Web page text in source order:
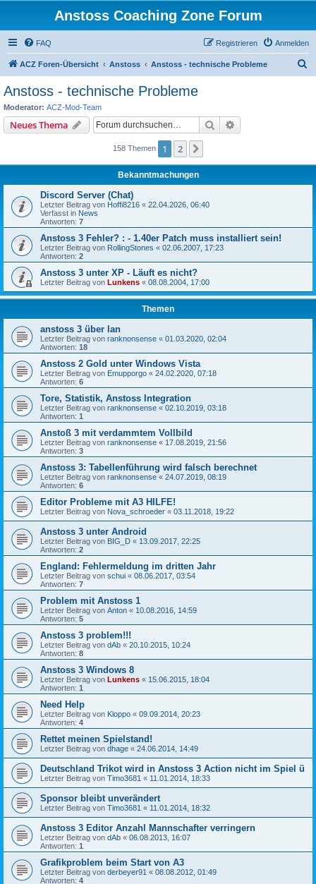
Anstoss Coaching Zone Forum
FAQ Anmelden
Registrieren
ACZ Foren-Übersicht Anstoss Anstoss - technische Probleme
Anstoss - technische Probleme
Moderator: ACZ-Mod-Team
Neues Thema Suche
158 Themen 1 2
Bekanntmachungen
Discord Server (Chat)
Letzter Beitrag von Hoffi8216 « 22.04.2026, 06:40
Verfasst in News
Antworten: 7
Anstoss 3 Fehler? : - 1.40er Patch muss installiert sein!
Letzter Beitrag von RollingStones « 02.06.2007, 17:23
Antworten: 2
Anstoss 3 unter XP - Läuft es nicht?
Letzter Beitrag von Lunkens « 08.08.2004, 17:00
Themen
anstoss 3 über lan
Letzter Beitrag von ranknonsense « 01.03.2020, 02:04
Antworten: 18
Anstoss 2 Gold unter Windows Vista
Letzter Beitrag von Emupporgo « 24.02.2020, 07:18
Antworten: 6
Tore, Statistik, Anstoss Integration
Letzter Beitrag von ranknonsense « 02.10.2019, 03:18
Antworten: 1
Anstoß 3 mit verdammtem Vollbild
Letzter Beitrag von ranknonsense « 17.08.2019, 21:56
Antworten: 3
Anstoss 3: Tabellenführung wird falsch berechnet
Letzter Beitrag von ranknonsense « 24.07.2019, 08:19
Antworten: 6
Editor Probleme mit A3 HILFE!
Letzter Beitrag von Nova_schroeder « 03.11.2018, 19:22
Anstoss 3 unter Android
Letzter Beitrag von BIG_D « 13.09.2017, 22:25
Antworten: 2
England: Fehlermeldung im dritten Jahr
Letzter Beitrag von schui « 08.06.2017, 03:54
Antworten: 7
Problem mit Anstoss 1
Letzter Beitrag von Anton « 10.08.2016, 14:59
Antworten: 5
Anstoss 3 problem!!!
Letzter Beitrag von dAb « 20.10.2015, 10:24
Antworten: 8
Anstoss 3 Windows 8
Letzter Beitrag von Lunkens « 15.06.2015, 18:04
Antworten: 1
Need Help
Letzter Beitrag von Kloppo « 09.09.2014, 20:23
Antworten: 4
Rettet meinen Spielstand!
Letzter Beitrag von dhage « 24.06.2014, 14:49
Deutschland Trikot wird in Anstoss 3 Action nicht im Spiel ü
Letzter Beitrag von Timo3681 « 11.01.2014, 18:33
Sponsor bleibt unverändert
Letzter Beitrag von Timo3681 « 11.01.2014, 18:32
Anstoss 3 Editor Anzahl Mannschafter verringern
Letzter Beitrag von dAb « 06.08.2013, 16:07
Antworten: 1
Grafikproblem beim Start von A3
Letzter Beitrag von derbeyer91 « 08.08.2012, 01:49
Antworten: 4